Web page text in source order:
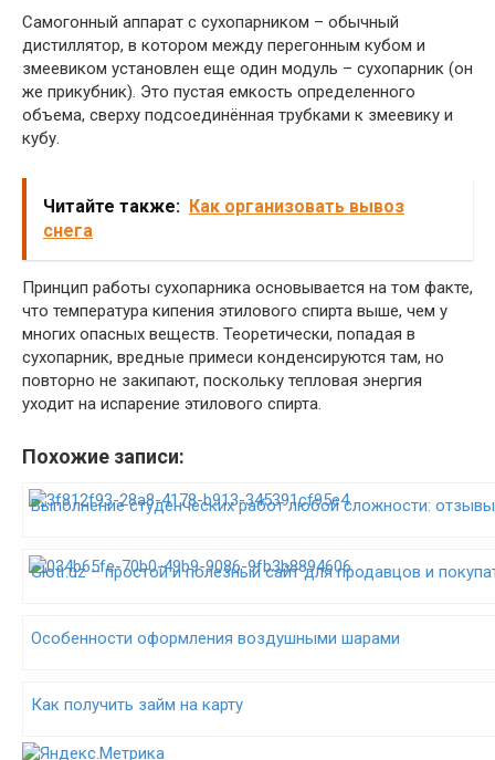
Самогонный аппарат с сухопарником – обычный
дистиллятор, в котором между перегонным кубом и
змеевиком установлен еще один модуль – сухопарник (он
же прикубник). Это пустая емкость определенного
объема, сверху подсоединённая трубками к змеевику и
кубу.
Читайте также: Как организовать вывоз
снега
Принцип работы сухопарника основывается на том факте,
что температура кипения этилового спирта выше, чем у
многих опасных веществ. Теоретически, попадая в
сухопарник, вредные примеси конденсируются там, но
повторно не закипают, поскольку тепловая энергия
уходит на испарение этилового спирта.
Похожие записи:
Выполнение студенческих работ любой сложности:
Glotr.uz – простой и полезный сайт для продавцов и
Особенности оформления воздушными шарами
Как получить займ на карту